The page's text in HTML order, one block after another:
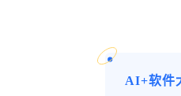
AI+软件